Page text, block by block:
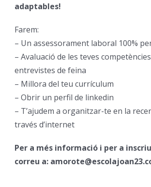
adaptables!
Farem:
– Un assessorament laboral 100%
– Avaluació de les teves
entrevistes de feina
– Millora del teu currículum
– Obrir un perfil de linkedin
– T’ajudem a organitzar-te en la
través d’internet
Per a més informació i per a
correu a: